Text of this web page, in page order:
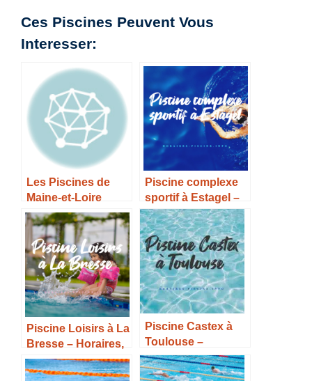
Ces Piscines Peuvent Vous
Interesser:
Les Piscines de
Maine-et-Loire
Piscine complexe
sportif à Estagel –
Horaires, Tarifs et
Infos –
Piscine Loisirs à La
Bresse – Horaires,
Tarifs et Infos –
Piscine Castex à
Toulouse –
Horaires, Tarifs et
Infos –